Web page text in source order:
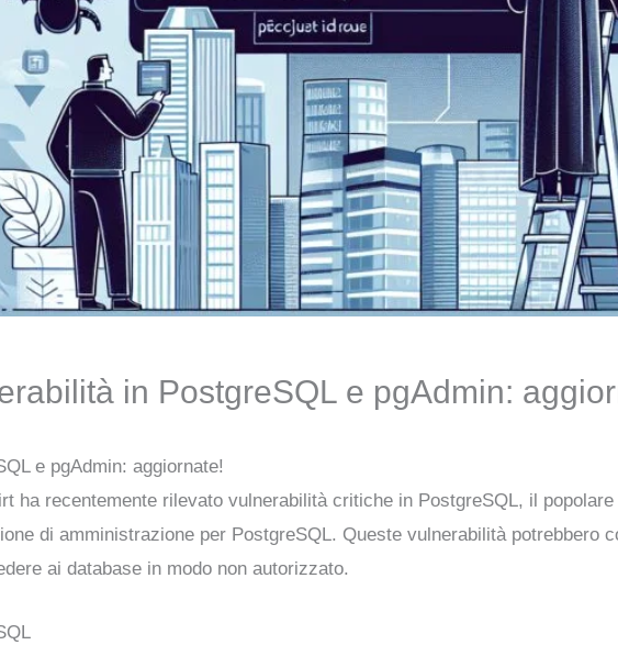
in PostgreSQL e pgAdmin:
e pgAdmin: aggiornate!
ha recentemente rilevato vulnerabilità critiche in PostgreSQL, il
di amministrazione per PostgreSQL. Queste vulnerabilità potrebbero
ai database in modo non autorizzato.